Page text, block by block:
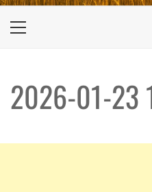
Primary
2026-01-23